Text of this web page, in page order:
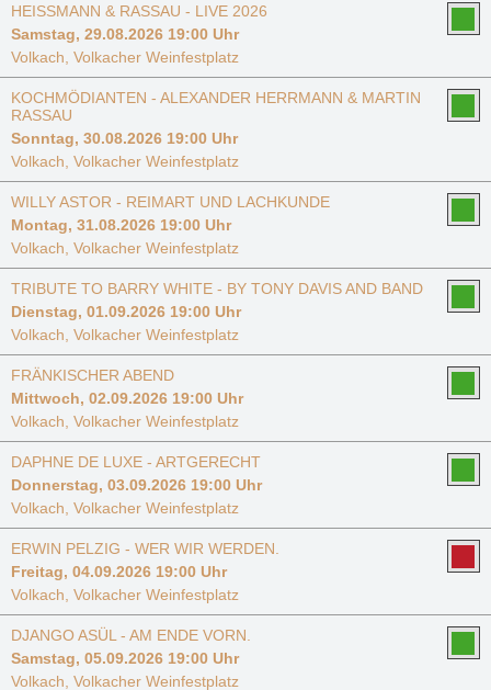
HEISSMANN & RASSAU - LIVE 2026
Samstag, 29.08.2026 19:00 Uhr
Volkach, Volkacher Weinfestplatz
KOCHMÖDIANTEN - ALEXANDER HERRMANN & MARTIN
RASSAU
Sonntag, 30.08.2026 19:00 Uhr
Volkach, Volkacher Weinfestplatz
WILLY ASTOR - REIMART UND LACHKUNDE
Montag, 31.08.2026 19:00 Uhr
Volkach, Volkacher Weinfestplatz
TRIBUTE TO BARRY WHITE - BY TONY DAVIS AND BAND
Dienstag, 01.09.2026 19:00 Uhr
Volkach, Volkacher Weinfestplatz
FRÄNKISCHER ABEND
Mittwoch, 02.09.2026 19:00 Uhr
Volkach, Volkacher Weinfestplatz
DAPHNE DE LUXE - ARTGERECHT
Donnerstag, 03.09.2026 19:00 Uhr
Volkach, Volkacher Weinfestplatz
ERWIN PELZIG - WER WIR WERDEN.
Freitag, 04.09.2026 19:00 Uhr
Volkach, Volkacher Weinfestplatz
DJANGO ASÜL - AM ENDE VORN.
Samstag, 05.09.2026 19:00 Uhr
Volkach, Volkacher Weinfestplatz